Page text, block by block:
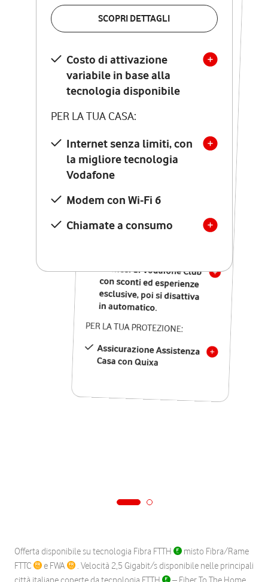
SCOPRI DETTAGLI
Costo di attivazione
variabile in base alla
tecnologia disponibile
PER LA TUA CASA:
Internet senza limiti, con
la migliore tecnologia
Vodafone
Modem con Wi-Fi 6
Chiamate a consumo
VERIFICA LA COPERTURA
Costo di attivazione
variabile in base alla
tecnologia disponibile
PER LA TUA CASA:
Internet senza limiti, con
la migliore tecnologia
Vodafone
Modem Seven con Wi-Fi 7
Chiamate illimitate verso
numeri fissi e mobili
nazionali
12 mesi di Vodafone Club
con sconti ed esperienze
esclusive, poi si disattiva
in automatico.
PER LA TUA PROTEZIONE:
Assicurazione Assistenza
Casa con Quixa
Offerta disponibile su tecnologia Fibra FTTH
misto Fibra/Rame
FTTC
e FWA
. Velocità 2,5 Gigabit/s disponibile nelle principali